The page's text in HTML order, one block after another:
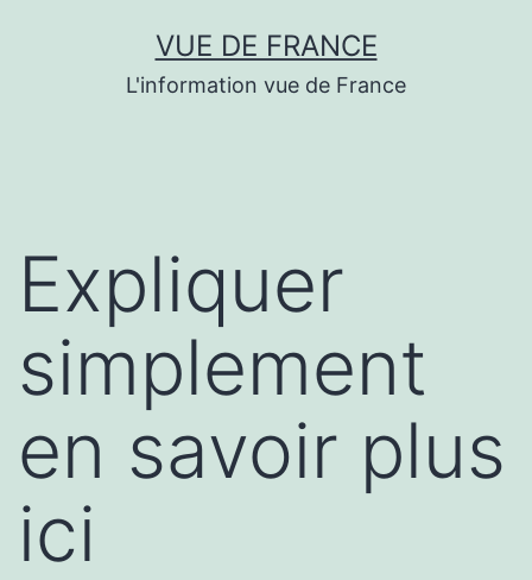
VUE DE FRANCE
L'information vue de France
Expliquer
simplement
en savoir plus
ici